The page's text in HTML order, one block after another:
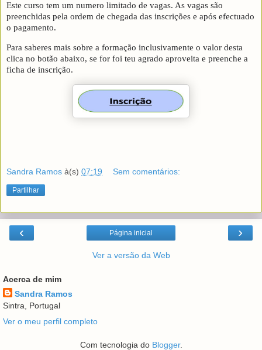
Este curso tem um numero limitado de vagas. As vagas são
preenchidas pela ordem de chegada das inscrições e após efectuado
o pagamento.
Para saberes mais sobre a formação inclusivamente o valor desta
clica no botão abaixo, se for foi teu agrado aproveita e preenche a
ficha de inscrição.
Sandra Ramos à(s) 07:19 Sem comentários:
Partilhar
‹ ›
Página inicial
Ver a versão da Web
Acerca de mim
Sandra Ramos
Sintra, Portugal
Ver o meu perfil completo
Com tecnologia do Blogger.